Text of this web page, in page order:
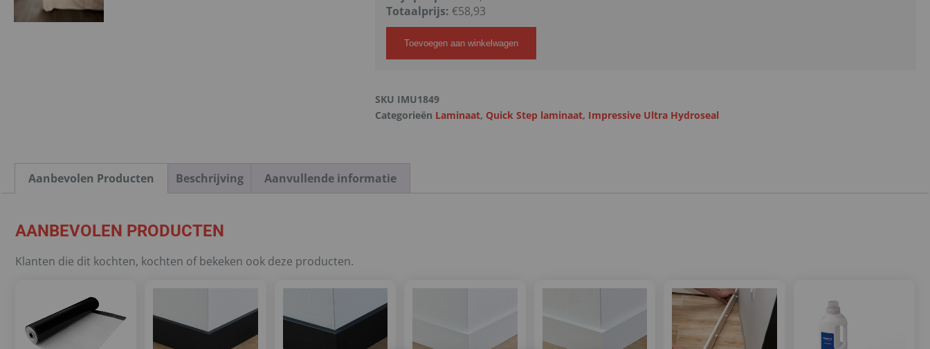
Totaalprijs: €58,93
Toevoegen aan winkelwagen
SKU IMU1849
Categorieën Laminaat, Quick Step laminaat, Impressive Ultra Hydroseal
Aanbevolen Producten Beschrijving Aanvullende informatie
AANBEVOLEN PRODUCTEN
Klanten die dit kochten, kochten of bekeken ook deze producten.